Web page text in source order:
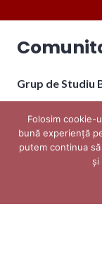
Grup de Studiu
Linia de maestri
O galerie foto cu
Calendar
Folosim cookie-
bună experiență
putem continua
și